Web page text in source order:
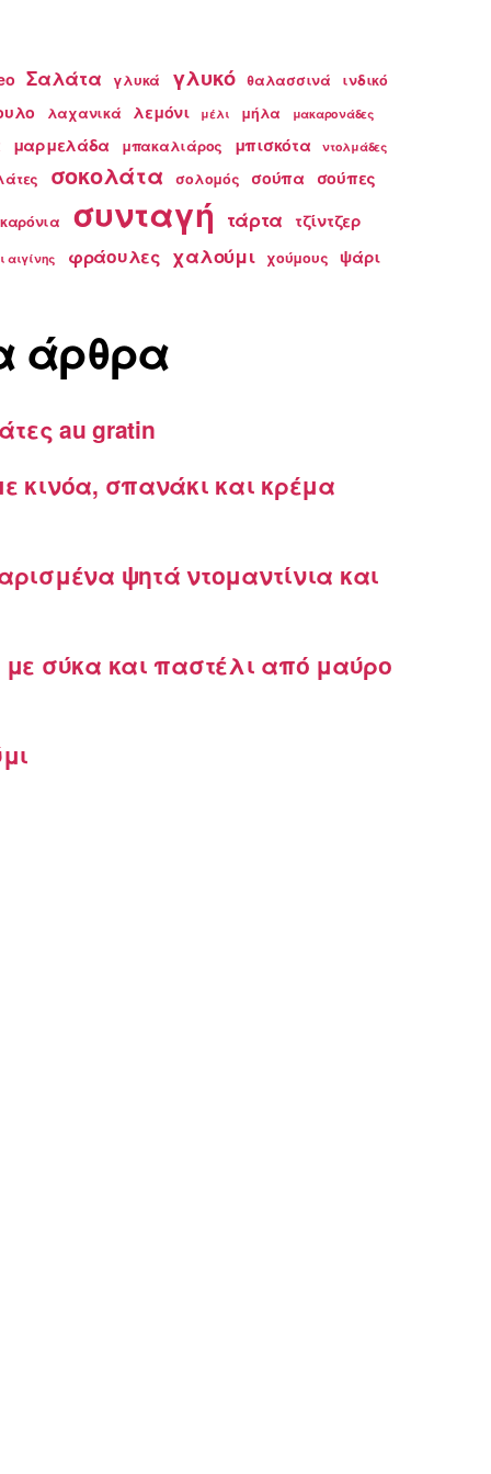
Σαλάτα γλυκά γλυκό θαλασσινά ινδικό
λαχανικά λεμόνι μέλι μήλα μακαρονάδες
μαρμελάδα μπακαλιάρος μπισκότα ντολμάδες
σοκολάτα σολομός σούπα σούπες
συνταγή τάρτα τζίντζερ
αιγίνης φράουλες χαλούμι χούμους ψάρι
άρθρα
au gratin
κινόα, σπανάκι και κρέμα
ψητά ντομαντίνια και
σύκα και παστέλι από μαύρο